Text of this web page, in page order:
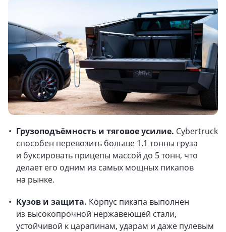
Грузоподъёмность и тяговое усилие. Cybertruck
способен перевозить больше 1.1 тонны груза
и буксировать прицепы массой до 5 тонн, что
делает его одним из самых мощных пикапов
на рынке.
Кузов и защита. Корпус пикапа выполнен
из высокопрочной нержавеющей стали,
устойчивой к царапинам, ударам и даже пулевым